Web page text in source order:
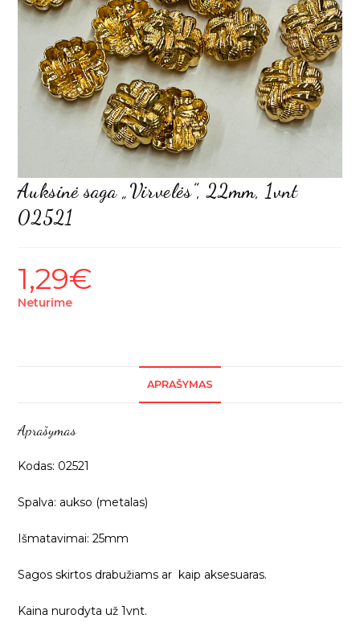
Auksinė saga „Virvelės”, 22mm, 1vnt
02521
1,29€
Neturime
APRAŠYMAS
Aprašymas
Kodas: 02521
Spalva: aukso (metalas)
Išmatavimai: 25mm
Sagos skirtos drabužiams ar kaip aksesuaras.
Kaina nurodyta už 1vnt.